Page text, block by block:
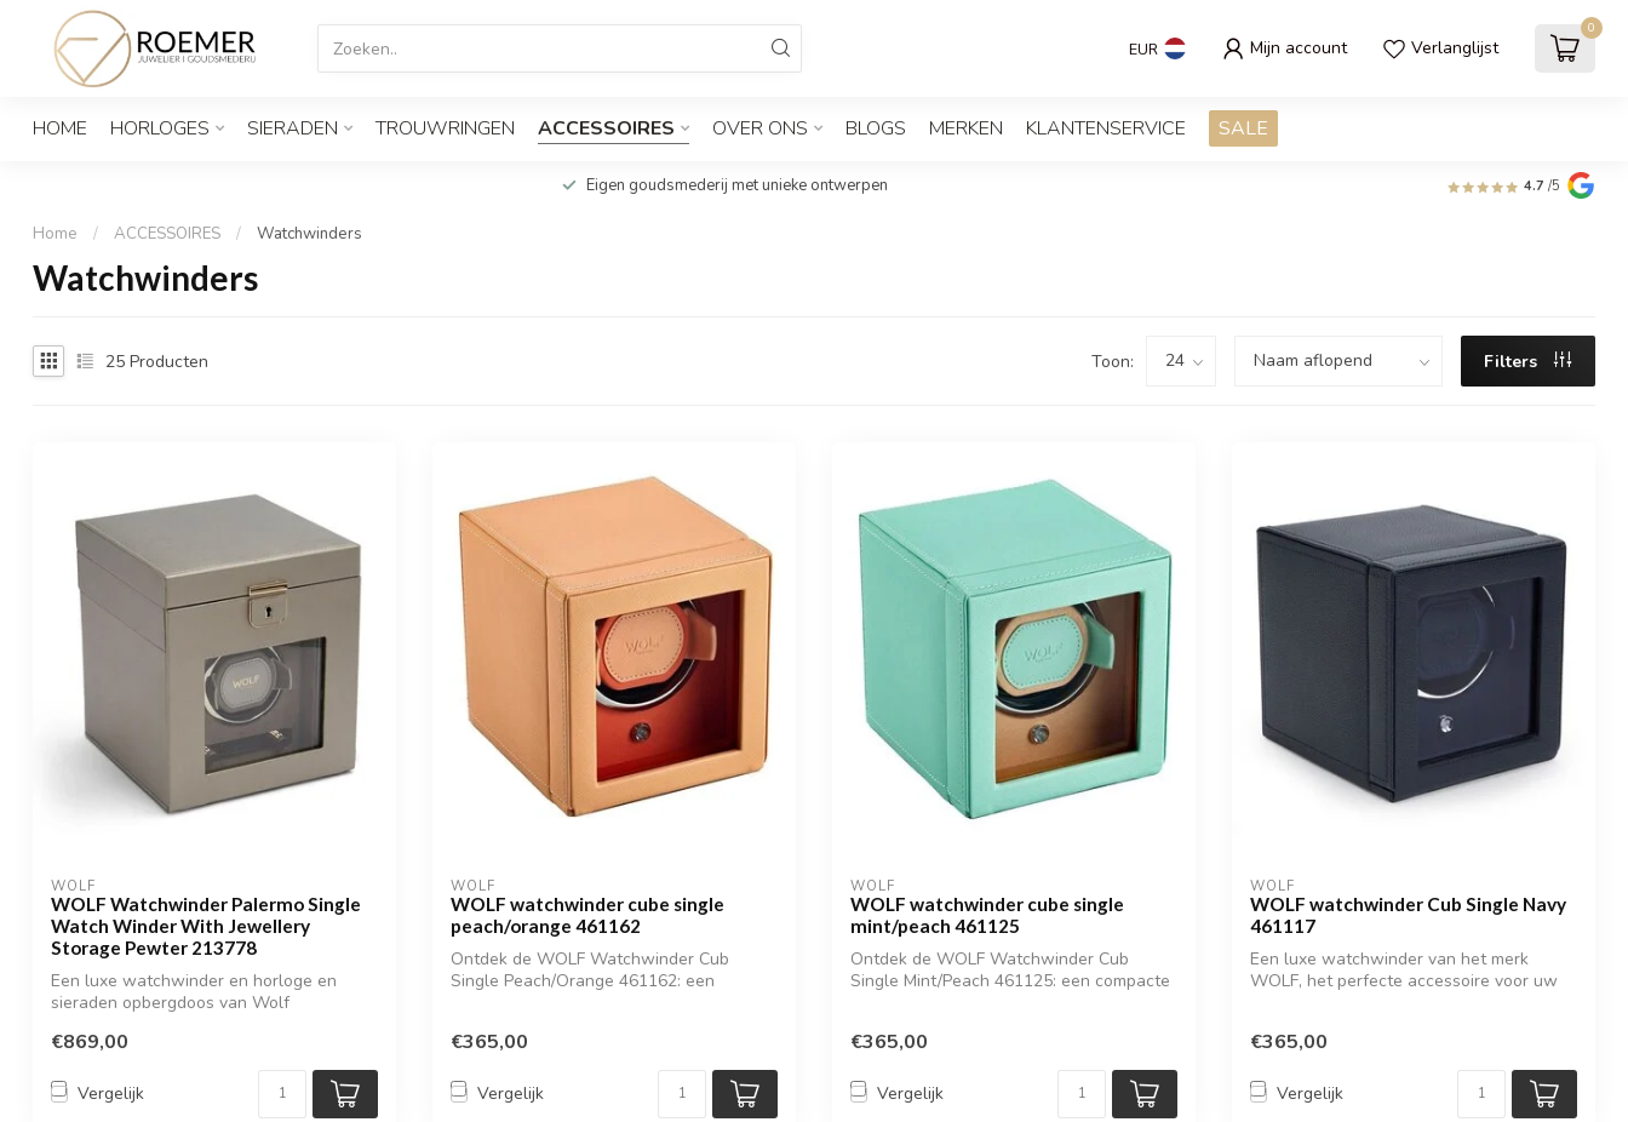
EUR Mijn account Verlanglijst
0
HOME HORLOGES SIERADEN TROUWRINGEN ACCESSOIRES OVER ONS BLOGS MERKEN KLANTENSERVICE SALE
Eigen goudsmederij met unieke ontwerpen 4.7 /5
Home / ACCESSOIRES / Watchwinders
Watchwinders
25 Producten Toon: Filters
WOLF
WOLF Watchwinder Palermo Single
Watch Winder With Jewellery
Storage Pewter 213778
Een luxe watchwinder en horloge en
sieraden opbergdoos van Wolf
€869,00
Vergelijk
WOLF
WOLF watchwinder cube single
peach/orange 461162
Ontdek de WOLF Watchwinder Cub
Single Peach/Orange 461162: een
€365,00
Vergelijk
WOLF
WOLF watchwinder cube single
mint/peach 461125
Ontdek de WOLF Watchwinder Cub
Single Mint/Peach 461125: een compacte
€365,00
Vergelijk
WOLF
WOLF watchwinder Cub Single Navy
461117
Een luxe watchwinder van het merk
WOLF, het perfecte accessoire voor uw
€365,00
Vergelijk